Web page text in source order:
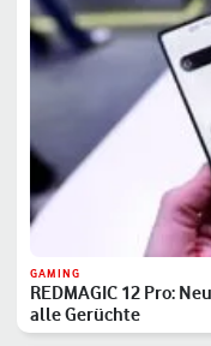
GAMING
REDMAGIC 12 Pro:
alle Gerüchte